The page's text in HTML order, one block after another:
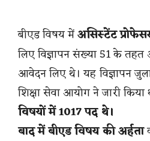
बीएड विषय मेंअसिस्टेंट
लिए विज्ञापन संख्या 51 के
आवेदन लिए थे। यह विज्ञापन
शिक्षा सेवा आयोग ने जारी किया
विषयों में 1017 पद थे।
बाद में बीएड विषय की अर्हता